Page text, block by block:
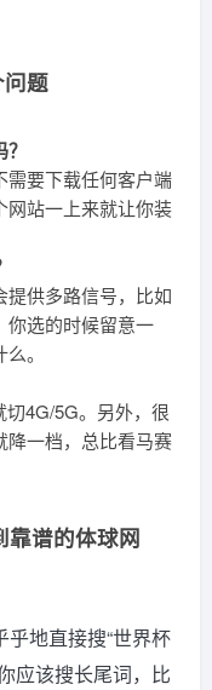
题
需要下载任何客户端
网站一上来就让你装
供多路信号，比如
你选的时候留意一
。
4G/5G。另外，很
降一档，总比看马赛
靠谱的体球网
地直接搜“世界杯
应该搜长尾词，比